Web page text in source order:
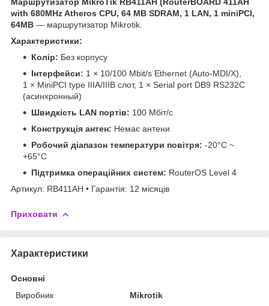
with 680MHz Atheros CPU, 64 MB SDRAM, 1 LAN, 1 miniPCI,
64MB — маршрутизатор Mikrotik.
Характеристики:
Колір: Без корпусу
Інтерфейси: 1 × 10/100 Mbit/s Ethernet (Auto-MDI/X),
1 × MiniPCI type IIIA/IIIB слот, 1 × Serial port DB9 RS232C
(асинхронный)
Швидкість LAN портів: 100 Мбіт/с
Конструкція антен: Немає антени
Робочий діапазон температури повітря: -20°C ~
+65°C
Підтримка операційних систем: RouterOS Level 4
Артикул: RB411AH • Гарантія: 12 місяців
Приховати
Характеристики
Основні
Виробник
Mikrotik